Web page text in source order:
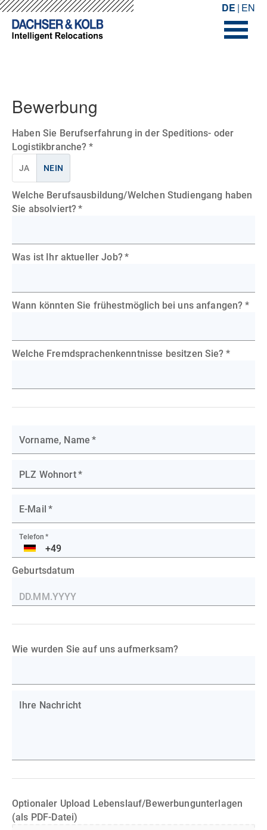
-->--> DE EN
Bewerbung
Haben Sie Berufserfahrung in der Speditions- oder
Logistikbranche? *
JA NEIN
Welche Berufsausbildung/Welchen Studiengang haben
Sie absolviert? *
Was ist Ihr aktueller Job? *
Wann könnten Sie frühestmöglich bei uns anfangen? *
Welche Fremdsprachenkenntnisse besitzen Sie? *
Vorname, Name *
PLZ Wohnort*
E-Mail *
Telefon *
DE
Geburtsdatum
Wie wurden Sie auf uns aufmerksam?
Ihre Nachricht
Optionaler Upload Lebenslauf/Bewerbungunterlagen
(als PDF-Datei)